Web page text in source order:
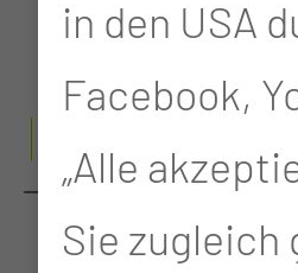
ZENTRUM
URO-
ZENTRUM
in den USA
Facebook,
„Alle
Sie zugleich